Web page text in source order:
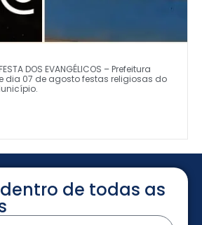
DOS EVANGÉLICOS – Prefeitura
dia 07 de agosto festas religiosas do
de todas as